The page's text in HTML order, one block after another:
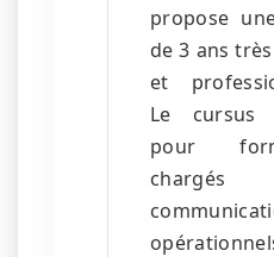
propose
de 3 ans
et
Le cursus
pour